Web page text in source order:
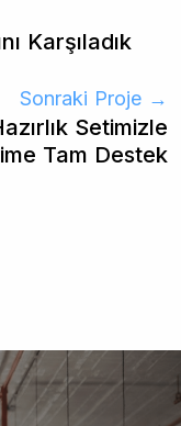
Karşıladık
Sonraki Proje →
Setimizle
Tam Destek